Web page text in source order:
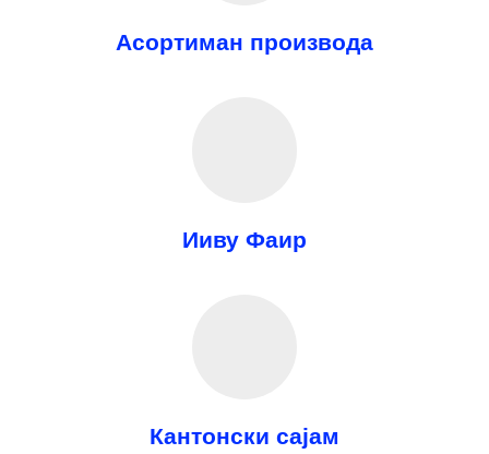
Асортиман производа
Ииву Фаир
Кантонски сајам